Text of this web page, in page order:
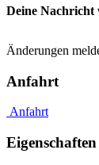
Deine Nachricht
Änderungen
Anfahrt
Anfahrt
Eigenschaften